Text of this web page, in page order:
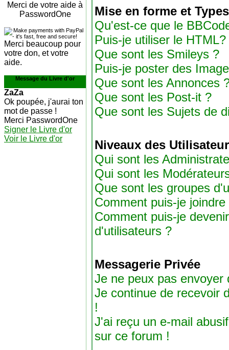
Merci de votre aide à
PasswordOne
Merci beaucoup pour
votre don, et votre
aide.
Message du Livre d'or
ZaZa
Ok poupée, j'aurai ton
mot de passe !
Merci PasswordOne
Signer le Livre d'or
Voir le Livre d'or
Mise en forme et
Qu'est-ce que le
Puis-je utiliser le HTML?
Que sont les Smileys ?
Puis-je poster des
Que sont les Annonces
Que sont les Post-it ?
Que sont les Sujets de
Niveaux des
Qui sont les
Qui sont les
Que sont les groupes
Comment puis-je
Comment puis-je
d'utilisateurs ?
Messagerie Privée
Je ne peux pas envoyer
Je continue de recevoir
!
J'ai reçu un e-mail
sur ce forum !